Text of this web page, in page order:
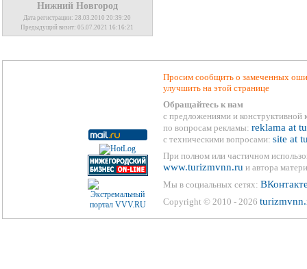
Нижний Новгород
Дата регистрации: 28.03.2010 20:39:20
Предыдущий визит: 05.07.2021 16:16:21
Просим сообщить о замеченных
улучшить на этой странице
Обращайтесь к нам
с предложениями и конструктивной
по вопросам рекламы: reklama at
с техническими вопросами: site at
При полном или частичном
www.turizmvnn.ru и автора
Мы в социальных сетях:
Copyright © 2010 - 2026